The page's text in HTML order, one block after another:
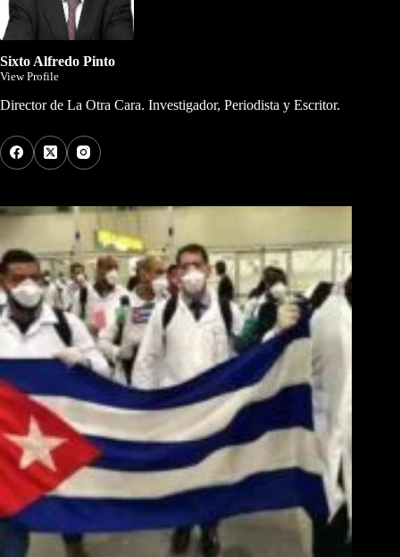
Sixto Alfredo Pinto
View Profile
Director de La Otra Cara. Investigador, Periodista y Escritor.